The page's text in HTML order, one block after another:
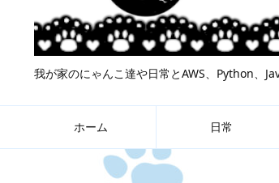
我が家のにゃんこ達や日常とAWS、Python、
ホーム 日常